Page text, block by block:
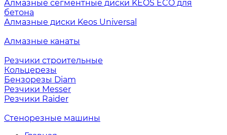
Алмазные сегментные диски KEOS ECO для
бетона
Алмазные диски Keos Universal
Алмазные канаты
Резчики строительные
Кольцерезы
Бензорезы Diam
Резчики Messer
Резчики Raider
Стенорезные машины